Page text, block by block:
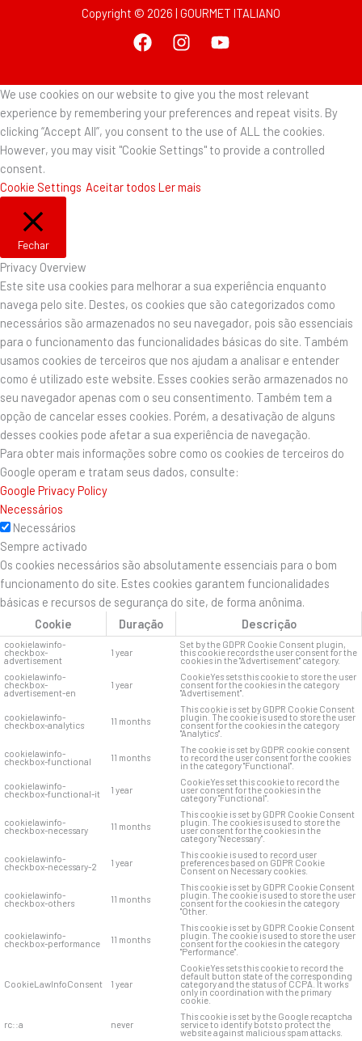
Copyright © 2026 | GOURMET ITALIANO
We use cookies on our website to give you the most relevant
experience by remembering your preferences and repeat visits. By
clicking “Accept All”, you consent to the use of ALL the cookies.
However, you may visit "Cookie Settings" to provide a controlled
consent.
Cookie Settings Aceitar todos Ler mais
Fechar
Privacy Overview
Este site usa cookies para melhorar a sua experiência enquanto
navega pelo site. Destes, os cookies que são categorizados como
necessários são armazenados no seu navegador, pois são essenciais
para o funcionamento das funcionalidades básicas do site. Também
usamos cookies de terceiros que nos ajudam a analisar e entender
como é utilizado este website. Esses cookies serão armazenados no
seu navegador apenas com o seu consentimento. Também tem a
opção de cancelar esses cookies. Porém, a desativação de alguns
desses cookies pode afetar a sua experiência de navegação.
Para obter mais informações sobre como os cookies de terceiros do
Google operam e tratam seus dados, consulte:
Google Privacy Policy
Necessários
Necessários
Sempre activado
Os cookies necessários são absolutamente essenciais para o bom
funcionamento do site. Estes cookies garantem funcionalidades
básicas e recursos de segurança do site, de forma anônima.
Cookie
Duração Descrição
cookielawinfo-
checkbox-
advertisement
1 year
Set by the GDPR Cookie Consent plugin,
this cookie records the user consent for the
cookies in the "Advertisement" category.
cookielawinfo-
checkbox-
advertisement-en
1 year
CookieYes sets this cookie to store the user
consent for the cookies in the category
"Advertisement".
cookielawinfo-
checkbox-analytics 11 months
This cookie is set by GDPR Cookie Consent
plugin. The cookie is used to store the user
consent for the cookies in the category
"Analytics".
cookielawinfo-
checkbox-functional 11 months
The cookie is set by GDPR cookie consent
to record the user consent for the cookies
in the category "Functional".
cookielawinfo-
checkbox-functional-it 1 year
CookieYes set this cookie to record the
user consent for the cookies in the
category "Functional".
cookielawinfo-
checkbox-necessary 11 months
This cookie is set by GDPR Cookie Consent
plugin. The cookies is used to store the
user consent for the cookies in the
category "Necessary".
cookielawinfo-
checkbox-necessary-2 1 year
This cookie is used to record user
preferences based on GDPR Cookie
Consent on Necessary cookies.
cookielawinfo-
checkbox-others 11 months
This cookie is set by GDPR Cookie Consent
plugin. The cookie is used to store the user
consent for the cookies in the category
"Other.
cookielawinfo-
checkbox-performance 11 months
This cookie is set by GDPR Cookie Consent
plugin. The cookie is used to store the user
consent for the cookies in the category
"Performance".
CookieLawInfoConsent 1 year
CookieYes sets this cookie to record the
default button state of the corresponding
category and the status of CCPA. It works
only in coordination with the primary
cookie.
rc::a never
This cookie is set by the Google recaptcha
service to identify bots to protect the
website against malicious spam attacks.